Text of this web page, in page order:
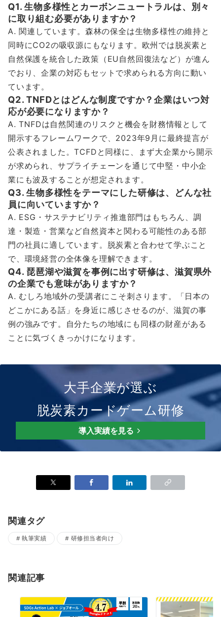
Q1. 生物多様性とカーボンニュートラルは、別々
に取り組む必要がありますか？
A. 関連しています。森林の保全は生物多様性の維持と
同時にCO2の吸収源にもなります。欧州では脱炭素と
自然保護を統合した政策（EU自然回復法など）が進ん
でおり、企業の対応もセットで求められる方向に動い
ています。
Q2. TNFDとはどんな制度ですか？企業はいつ対
応が必要になりますか？
A. TNFDは自然関連のリスクと機会を財務情報として
開示するフレームワークで、2023年9月に最終提言が
公表されました。TCFDと同様に、まず大企業から開示
が求められ、サプライチェーンを通じて中堅・中小企
業にも波及することが想定されます。
Q3. 生物多様性をテーマにした研修は、どんな社
員に向いていますか？
A. ESG・サステナビリティ推進部門はもちろん、調
達・製造・営業など自然資本と関わる可能性のある部
門の社員に適しています。脱炭素と合わせて学ぶこと
で、環境経営の全体像を理解できます。
Q4. 琵琶湖や滋賀を事例に出す研修は、滋賀県外
の企業でも意味がありますか？
A. むしろ地域外の受講者にこそ刺さります。「日本の
どこかにある話」を身近に感じさせるのが、滋賀の事
例の強みです。自分たちの地域にも同様の財産がある
ことに気づくきっかけになります。
大手企業が選ぶ
脱炭素カードゲーム研修
導入実績を見る
関連タグ
執筆実績 研修担当者向け
関連記事